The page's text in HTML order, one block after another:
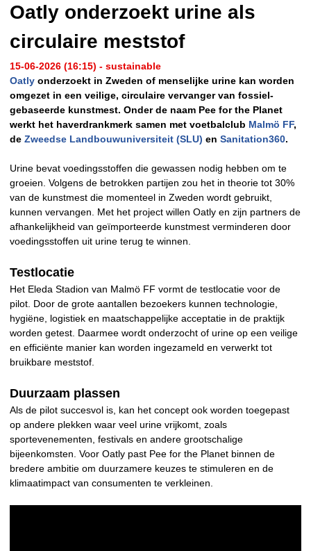
Oatly onderzoekt urine als
circulaire meststof
15-06-2026 (16:15) - sustainable
Oatly onderzoekt in Zweden of menselijke urine kan worden
omgezet in een veilige, circulaire vervanger van fossiel-
gebaseerde kunstmest. Onder de naam Pee for the Planet
werkt het haverdrankmerk samen met voetbalclub Malmö FF,
de Zweedse Landbouwuniversiteit (SLU) en Sanitation360.
Urine bevat voedingsstoffen die gewassen nodig hebben om te
groeien. Volgens de betrokken partijen zou het in theorie tot 30%
van de kunstmest die momenteel in Zweden wordt gebruikt,
kunnen vervangen. Met het project willen Oatly en zijn partners de
afhankelijkheid van geïmporteerde kunstmest verminderen door
voedingsstoffen uit urine terug te winnen.
Testlocatie
Het Eleda Stadion van Malmö FF vormt de testlocatie voor de
pilot. Door de grote aantallen bezoekers kunnen technologie,
hygiëne, logistiek en maatschappelijke acceptatie in de praktijk
worden getest. Daarmee wordt onderzocht of urine op een veilige
en efficiënte manier kan worden ingezameld en verwerkt tot
bruikbare meststof.
Duurzaam plassen
Als de pilot succesvol is, kan het concept ook worden toegepast
op andere plekken waar veel urine vrijkomt, zoals
sportevenementen, festivals en andere grootschalige
bijeenkomsten. Voor Oatly past Pee for the Planet binnen de
bredere ambitie om duurzamere keuzes te stimuleren en de
klimaatimpact van consumenten te verkleinen.